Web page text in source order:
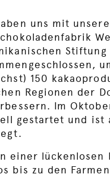
uns mit
Stiftung
150
Regionen der
Im
gestartet und ist
einer lückenlosen
bis zu den